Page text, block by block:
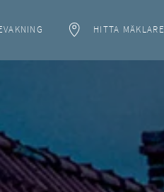
HITTA MÄKLARE